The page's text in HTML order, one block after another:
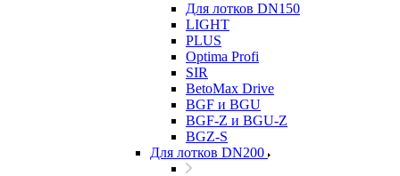
Для лотков DN150
LIGHT
PLUS
Optima Profi
SIR
BetoMax Drive
BGF и BGU
BGF-Z и BGU-Z
BGZ-S
Для лотков DN200